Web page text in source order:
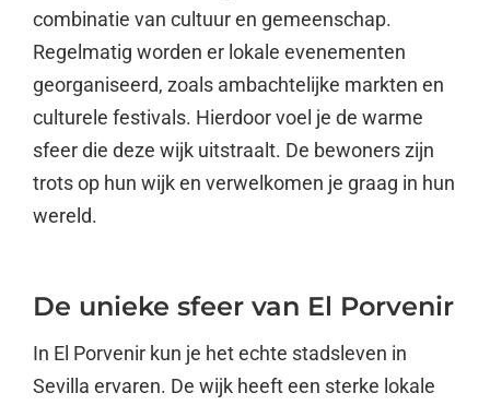
combinatie van cultuur en gemeenschap.
Regelmatig worden er lokale evenementen
georganiseerd, zoals ambachtelijke markten en
culturele festivals. Hierdoor voel je de warme
sfeer die deze wijk uitstraalt. De bewoners zijn
trots op hun wijk en verwelkomen je graag in hun
wereld.
De unieke sfeer van El Porvenir
In El Porvenir kun je het echte stadsleven in
Sevilla ervaren. De wijk heeft een sterke lokale